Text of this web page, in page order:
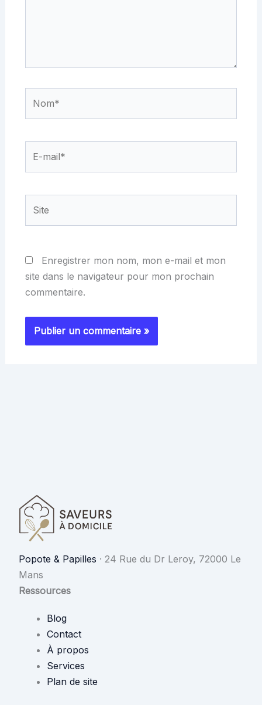
mail*
Enregistrer mon nom, mon e-mail et mon
site dans le navigateur pour mon prochain
commentaire.
Popote & Papilles · 24 Rue du Dr Leroy, 72000 Le
Mans
Ressources
Blog
Contact
À propos
Services
Plan de site